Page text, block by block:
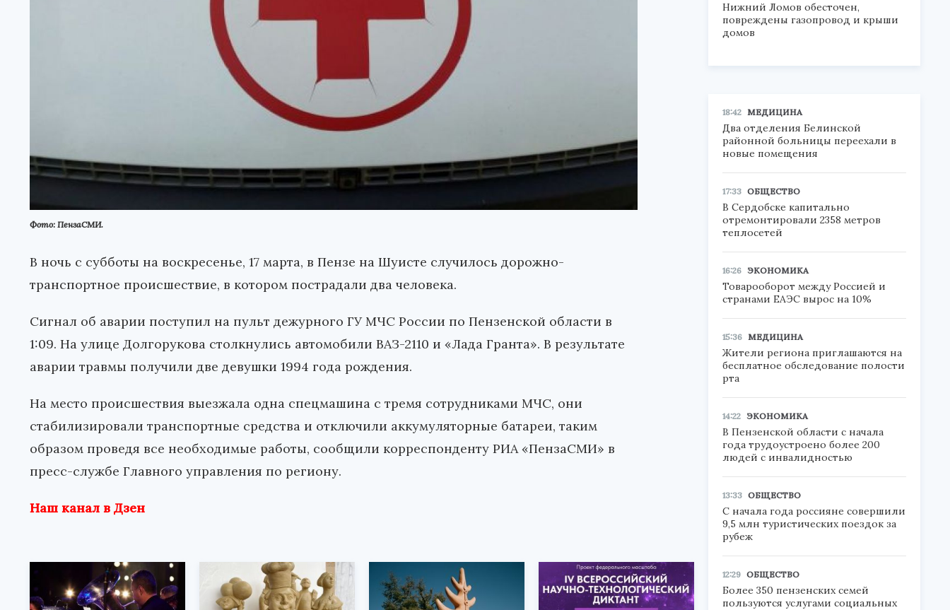
Фото: ПензаСМИ.
В ночь с субботы на воскресенье, 17 марта, в Пензе на Шуисте случилось дорожно-
транспортное происшествие, в котором пострадали два человека.
Сигнал об аварии поступил на пульт дежурного ГУ МЧС России по Пензенской области в
1:09. На улице Долгорукова столкнулись автомобили ВАЗ-2110 и «Лада Гранта». В результате
аварии травмы получили две девушки 1994 года рождения.
На место происшествия выезжала одна спецмашина с тремя сотрудниками МЧС, они
стабилизировали транспортные средства и отключили аккумуляторные батареи, таким
образом проведя все необходимые работы, сообщили корреспонденту РИА «ПензаСМИ» в
пресс-службе Главного управления по региону.
Наш канал в Дзен
Нижний Ломов обесточен,
повреждены газопровод и крыши
домов
18:42 МЕДИЦИНА
Два отделения Белинской
районной больницы переехали в
новые помещения
17:33 ОБЩЕСТВО
В Сердобске капитально
отремонтировали 2358 метров
теплосетей
16:26 ЭКОНОМИКА
Товарооборот между Россией и
странами ЕАЭС вырос на 10%
15:36 МЕДИЦИНА
Жители региона приглашаются на
бесплатное обследование полости
рта
14:22 ЭКОНОМИКА
В Пензенской области с начала
года трудоустроено более 200
людей с инвалидностью
13:33 ОБЩЕСТВО
С начала года россияне совершили
9,5 млн туристических поездок за
рубеж
12:29 ОБЩЕСТВО
Более 350 пензенских семей
пользуются услугами социальных